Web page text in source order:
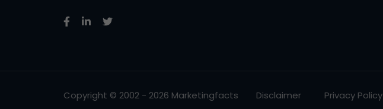
Copyright © 2002 - 2026 Marketingfacts Disclaimer Privacy Policy